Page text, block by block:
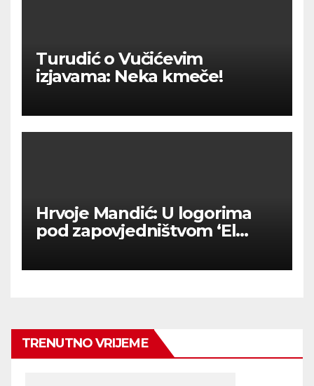
Turudić o Vučićevim
izjavama: Neka kmeče!
Hrvoje Mandić: U logorima
pod zapovjedništvom ‘El
ritualno odsijecali glave
TRENUTNO VRIJEME